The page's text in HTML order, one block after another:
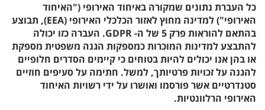
כל העברת נתונים שמקורה באיחוד האירופי ("האיחוד
האירופי") למדינה מחוץ לאזור הכלכלי האירופי (EEA), תבוצע
בהתאם להוראות פרק 5 של ה- GDPR. העברה כזו יכולה
להתבצע למדינות המוכרות כמספקות הגנה משפטית מספקת
או בהן אנו יכולים להיות בטוחים כי קיימים הסדרים חלופיים
להגנה על זכויות פרטיותך, למשל. חתימה על סעיפים חוזיים
סטנדרטיים אשר פורסמו ואושרו על ידי רשויות האיחוד
האירופי הרלוונטיות.